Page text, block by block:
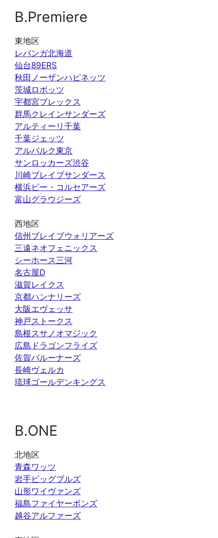
B.Premiere
東地区
レバンガ北海道
仙台89ERS
秋田ノーザンハピネッツ
茨城ロボッツ
宇都宮ブレックス
群馬クレインサンダーズ
アルティーリ千葉
千葉ジェッツ
アルバルク東京
サンロッカーズ渋谷
川崎ブレイブサンダース
横浜ビー・コルセアーズ
富山グラウジーズ
西地区
信州ブレイブウォリアーズ
三遠ネオフェニックス
シーホース三河
名古屋D
滋賀レイクス
京都ハンナリーズ
大阪エヴェッサ
神戸ストークス
島根スサノオマジック
広島ドラゴンフライズ
佐賀バルーナーズ
長崎ヴェルカ
琉球ゴールデンキングス
B.ONE
北地区
青森ワッツ
岩手ビッグブルズ
山形ワイヴァンズ
福島ファイヤーボンズ
越谷アルファーズ